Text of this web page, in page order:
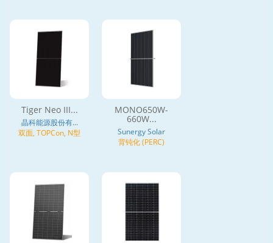
Tiger Neo III...
晶科能源股份有...
双面, TOPCon, N型
MONO650W-
660W...
Sunergy Solar
背钝化 (PERC)